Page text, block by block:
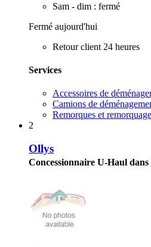
Sam - dim : fermé
Fermé aujourd'hui
Retour client 24 heures
Services
Accessoires de
Camions de
Remorques et remorquage
2
Ollys
Concessionnaire U-Haul dans